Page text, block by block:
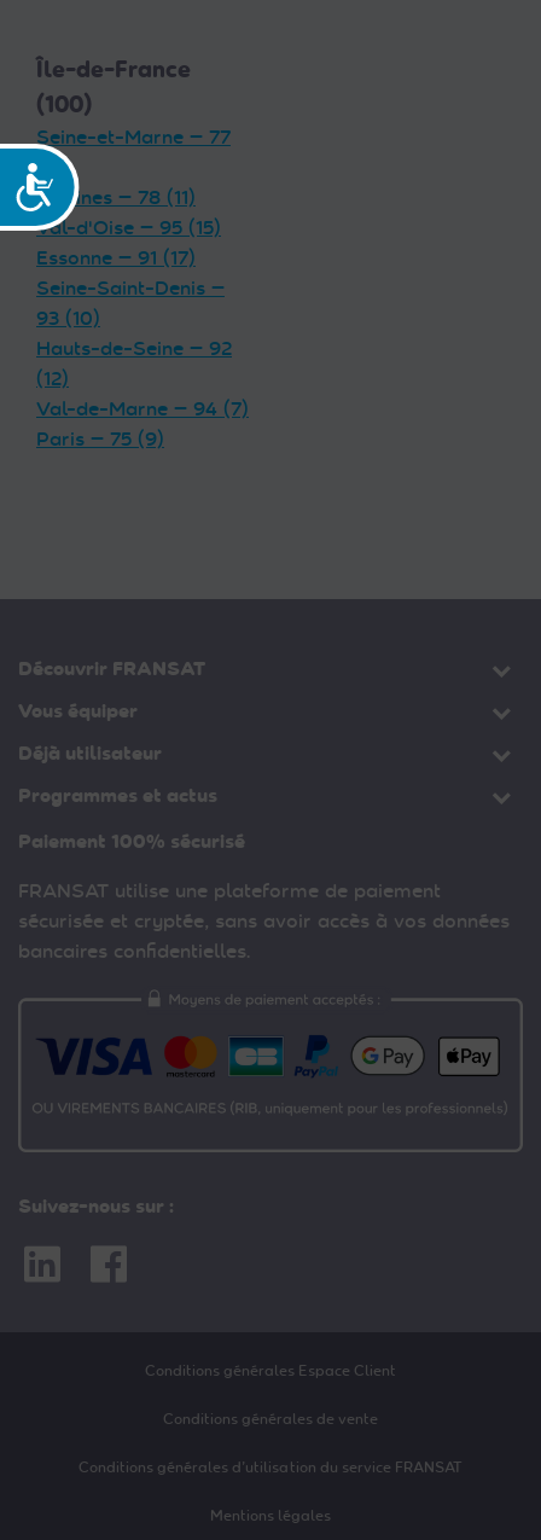
Accessibilité
Île-de-France
(100)
Seine-et-Marne — 77
(19)
Yvelines — 78 (11)
Val-d'Oise — 95 (15)
Essonne — 91 (17)
Seine-Saint-Denis —
93 (10)
Hauts-de-Seine — 92
(12)
Val-de-Marne — 94 (7)
Paris — 75 (9)
Découvrir FRANSAT
Vous équiper
Déjà utilisateur
Programmes et actus
Paiement 100% sécurisé
FRANSAT utilise une plateforme de paiement
sécurisée et cryptée, sans avoir accès à vos données
bancaires confidentielles.
Suivez-nous sur :
LinkedinFacebook
Conditions générales Espace Client
Conditions générales de vente
Conditions générales d’utilisation du service FRANSAT
Mentions légales